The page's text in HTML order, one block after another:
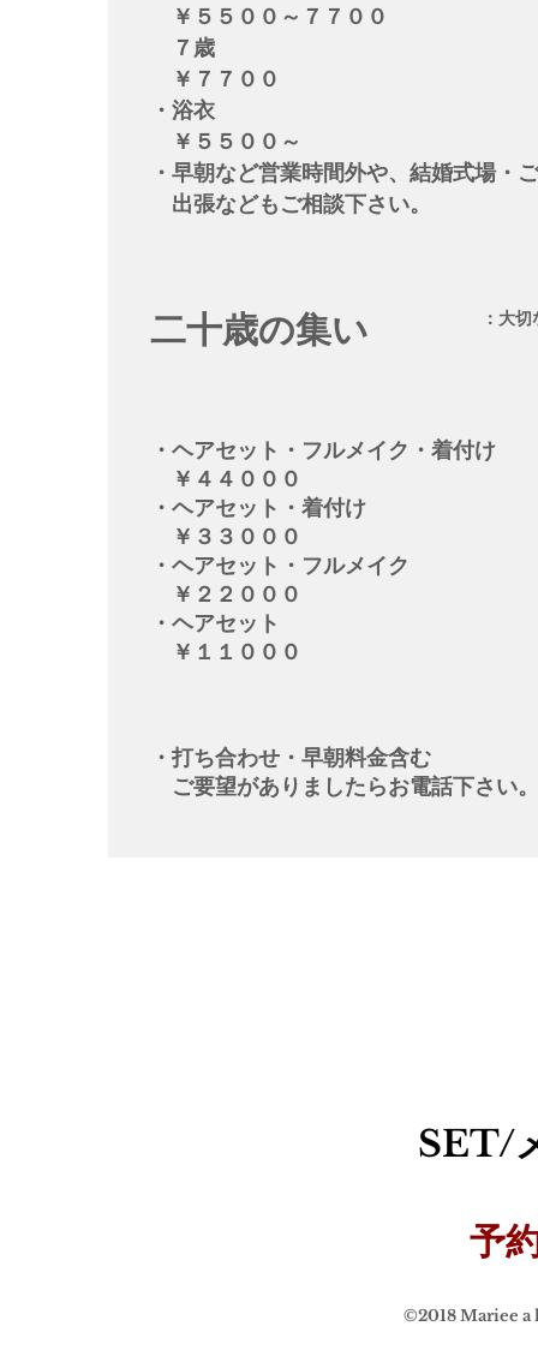
※下記クレジッ
​※タッチ
￥５５００～７７００
７歳
￥７７００
・浴衣
​ ￥５５００～
・早朝など営業時間外や、結婚式場・
出張などもご相談下さい。
二十歳の集い ：大
・ヘアセット・フルメイク・着付け
￥４４０００
・ヘアセット・着付け
￥３３０００
・ヘアセット・フルメイク
￥２２０００
・ヘアセット
￥１１０００
・打ち合わせ・早朝料金含む
​ ご要望がありましたらお電話下さい。
SET/
予
©2018 Mariee a